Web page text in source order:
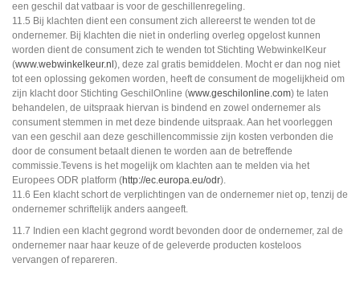
een geschil dat vatbaar is voor de geschillenregeling.
11.5 Bij klachten dient een consument zich allereerst te wenden tot de
ondernemer. Bij klachten die niet in onderling overleg opgelost kunnen
worden dient de consument zich te wenden tot Stichting WebwinkelKeur
(www.webwinkelkeur.nl ), deze zal gratis bemiddelen. Mocht er dan nog niet
tot een oplossing gekomen worden, heeft de consument de mogelijkheid om
zijn klacht door Stichting GeschilOnline (www.geschilonline.com) te laten
behandelen, de uitspraak hiervan is bindend en zowel ondernemer als
consument stemmen in met deze bindende uitspraak. Aan het voorleggen
van een geschil aan deze geschillencommissie zijn kosten verbonden die
door de consument betaalt dienen te worden aan de betreffende
commissie.Tevens is het mogelijk om klachten aan te melden via het
Europees ODR platform (http://ec.europa.eu/odr).
11.6 Een klacht schort de verplichtingen van de ondernemer niet op, tenzij de
ondernemer schriftelijk anders aangeeft.
11.7 Indien een klacht gegrond wordt bevonden door de ondernemer, zal de
ondernemer naar haar keuze of de geleverde producten kosteloos
vervangen of repareren.